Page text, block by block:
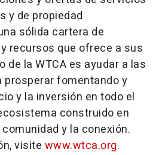
y de propiedad
sólida cartera de
recursos que ofrece a sus
de la WTCA es ayudar a las
fomentando y
y la inversión en todo el
construido en
y la conexión.
visite www.wtca.org.